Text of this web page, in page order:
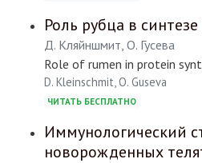
Роль рубца в
Д. Кляйншмит, О. Гусева
Role of rumen in protein
D. Kleinschmit, O. Guseva
ЧИТАТЬ БЕСПЛАТНО
Иммунологический
новорожденных